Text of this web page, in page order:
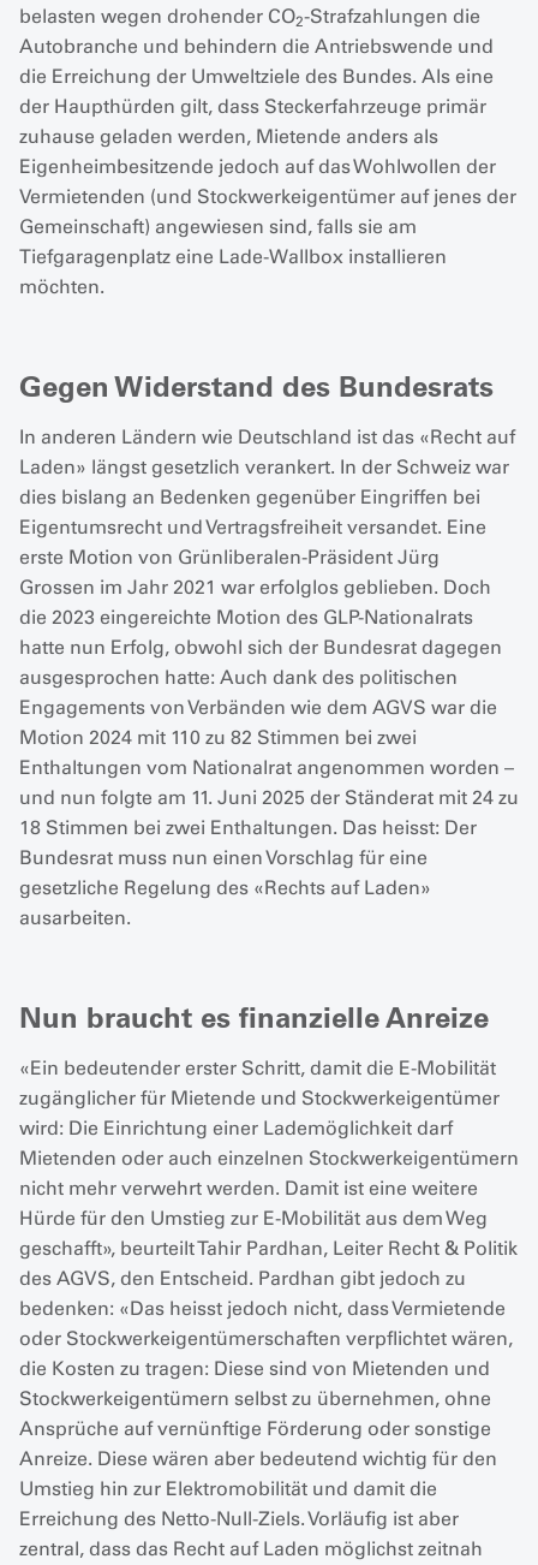
belasten wegen drohender CO2-Strafzahlungen die
Autobranche und behindern die Antriebswende und
die Erreichung der Umweltziele des Bundes. Als eine
der Haupthürden gilt, dass Steckerfahrzeuge primär
zuhause geladen werden, Mietende anders als
Eigenheimbesitzende jedoch auf das Wohlwollen der
Vermietenden (und Stockwerkeigentümer auf jenes der
Gemeinschaft) angewiesen sind, falls sie am
Tiefgaragenplatz eine Lade-Wallbox installieren
möchten.
Gegen Widerstand des Bundesrats
In anderen Ländern wie Deutschland ist das «Recht auf
Laden» längst gesetzlich verankert. In der Schweiz war
dies bislang an Bedenken gegenüber Eingriffen bei
Eigentumsrecht und Vertragsfreiheit versandet. Eine
erste Motion von Grünliberalen-Präsident Jürg
Grossen im Jahr 2021 war erfolglos geblieben. Doch
die 2023 eingereichte Motion des GLP-Nationalrats
hatte nun Erfolg, obwohl sich der Bundesrat dagegen
ausgesprochen hatte: Auch dank des politischen
Engagements von Verbänden wie dem AGVS war die
Motion 2024 mit 110 zu 82 Stimmen bei zwei
Enthaltungen vom Nationalrat angenommen worden –
und nun folgte am 11. Juni 2025 der Ständerat mit 24 zu
18 Stimmen bei zwei Enthaltungen. Das heisst: Der
Bundesrat muss nun einen Vorschlag für eine
gesetzliche Regelung des «Rechts auf Laden»
ausarbeiten.
Nun braucht es finanzielle Anreize
«Ein bedeutender erster Schritt, damit die E-Mobilität
zugänglicher für Mietende und Stockwerkeigentümer
wird: Die Einrichtung einer Lademöglichkeit darf
Mietenden oder auch einzelnen Stockwerkeigentümern
nicht mehr verwehrt werden. Damit ist eine weitere
Hürde für den Umstieg zur E-Mobilität aus dem Weg
geschafft», beurteilt Tahir Pardhan, Leiter Recht & Politik
des AGVS, den Entscheid. Pardhan gibt jedoch zu
bedenken: «Das heisst jedoch nicht, dass Vermietende
oder Stockwerkeigentümerschaften verpflichtet wären,
die Kosten zu tragen: Diese sind von Mietenden und
Stockwerkeigentümern selbst zu übernehmen, ohne
Ansprüche auf vernünftige Förderung oder sonstige
Anreize. Diese wären aber bedeutend wichtig für den
Umstieg hin zur Elektromobilität und damit die
Erreichung des Netto-Null-Ziels. Vorläufig ist aber
zentral, dass das Recht auf Laden möglichst zeitnah